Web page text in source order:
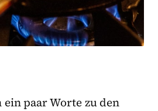
paar Worte zu den